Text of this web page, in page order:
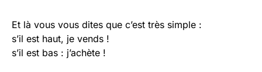
Et là vous vous dites que c’est très simple :
s’il est haut, je vends !
s’il est bas : j’achète !